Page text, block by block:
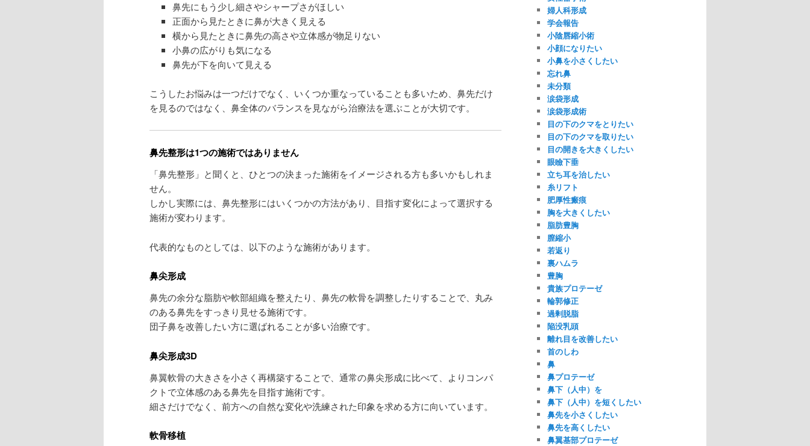
鼻先にもう少し細さやシャープさがほしい
正面から見たときに鼻が大きく見える
横から見たときに鼻先の高さや立体感が物足りない
小鼻の広がりも気になる
鼻先が下を向いて見える
こうしたお悩みは一つだけでなく、いくつか重なっていることも多いため、鼻先だけ
を見るのではなく、鼻全体のバランスを見ながら治療法を選ぶことが大切です。
鼻先整形は1つの施術ではありません
「鼻先整形」と聞くと、ひとつの決まった施術をイメージされる方も多いかもしれま
せん。
しかし実際には、鼻先整形にはいくつかの方法があり、目指す変化によって選択する
施術が変わります。
代表的なものとしては、以下のような施術があります。
鼻尖形成
鼻先の余分な脂肪や軟部組織を整えたり、鼻先の軟骨を調整したりすることで、丸み
のある鼻先をすっきり見せる施術です。
団子鼻を改善したい方に選ばれることが多い治療です。
鼻尖形成3D
鼻翼軟骨の大きさを小さく再構築することで、通常の鼻尖形成に比べて、よりコンパ
クトで立体感のある鼻先を目指す施術です。
細さだけでなく、前方への自然な変化や洗練された印象を求める方に向いています。
軟骨移植
婦人科形成
学会報告
小陰唇縮小術
小顔になりたい
小鼻を小さくしたい
忘れ鼻
未分類
涙袋形成
涙袋形成術
目の下のクマをとりたい
目の下のクマを取りたい
目の開きを大きくしたい
眼瞼下垂
立ち耳を治したい
糸リフト
肥厚性瘢痕
胸を大きくしたい
脂肪豊胸
膣縮小
若返り
裏ハムラ
豊胸
貴族プロテーゼ
輪郭修正
過剰脱脂
陥没乳頭
離れ目を改善したい
首のしわ
鼻
鼻プロテーゼ
鼻下（人中）を
鼻下（人中）を短くしたい
鼻先を小さくしたい
鼻先を高くしたい
鼻翼基部プロテーゼ